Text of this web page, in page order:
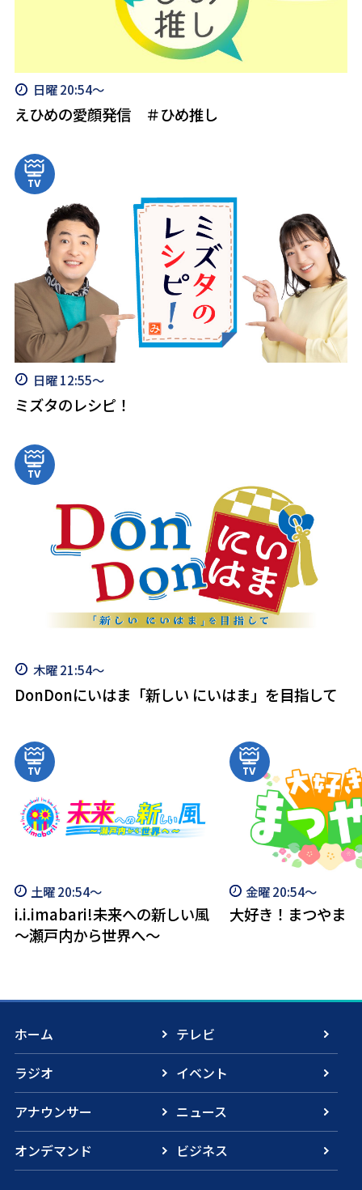
日曜 20:54～
えひめの愛顔発信 ＃ひめ推し
日曜 12:55～
ミズタのレシピ！
木曜 21:54～
DonDonにいはま「新しい にいはま」を目指して
金曜 20:54～
大好き！まつやま
木曜 21:54～
DonDonにいはま
ホーム
テレビ
ラジオ
イベント
アナウンサー
ニュース
オンデマンド
ビジネス